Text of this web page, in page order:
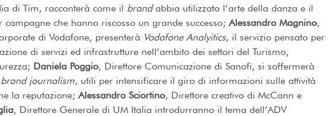
di Tim, racconterà come il brandabbia utilizzato l’arte della danza e il
che hanno riscosso un grande successo; Alessandro Magnino,
di Vodafone, presenterà Vodafone Analyitics, il servizio pensato per
di servizi ed infrastrutture nell’ambito dei settori del Turismo,
Daniela Poggio, Direttore Comunicazione di Sanofi, si soffermerà
brand journalism, utili per intensificare il giro di informazioni sulle attività
la reputazione; Alessandro Sciortino, Direttore creativo di McCann e
, Direttore Generale di UM Italia introdurranno il tema dell’ADV